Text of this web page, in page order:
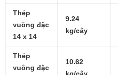
Thép
vuông đặc
14 x 14
9.24
kg/cây
Thép
vuông đặc
10.62